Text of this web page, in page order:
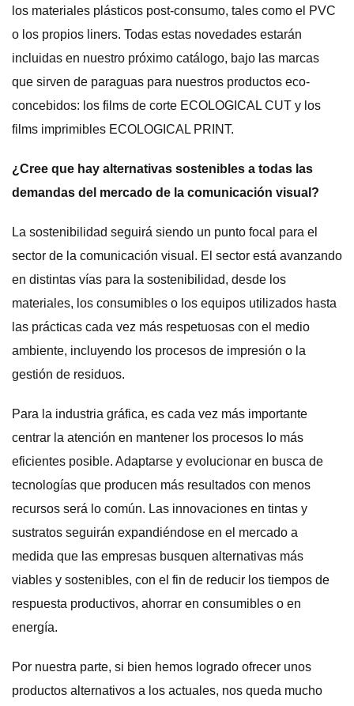
los materiales plásticos post-consumo, tales como el PVC
o los propios liners. Todas estas novedades estarán
incluidas en nuestro próximo catálogo, bajo las marcas
que sirven de paraguas para nuestros productos eco-
concebidos: los films de corte ECOLOGICAL CUT y los
films imprimibles ECOLOGICAL PRINT.
¿Cree que hay alternativas sostenibles a todas las
demandas del mercado de la comunicación visual?
La sostenibilidad seguirá siendo un punto focal para el
sector de la comunicación visual. El sector está avanzando
en distintas vías para la sostenibilidad, desde los
materiales, los consumibles o los equipos utilizados hasta
las prácticas cada vez más respetuosas con el medio
ambiente, incluyendo los procesos de impresión o la
gestión de residuos.
Para la industria gráfica, es cada vez más importante
centrar la atención en mantener los procesos lo más
eficientes posible. Adaptarse y evolucionar en busca de
tecnologías que producen más resultados con menos
recursos será lo común. Las innovaciones en tintas y
sustratos seguirán expandiéndose en el mercado a
medida que las empresas busquen alternativas más
viables y sostenibles, con el fin de reducir los tiempos de
respuesta productivos, ahorrar en consumibles o en
energía.
Por nuestra parte, si bien hemos logrado ofrecer unos
productos alternativos a los actuales, nos queda mucho